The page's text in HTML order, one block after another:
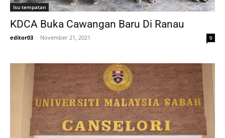
Isu tempatan
KDCA Buka Cawangan Baru Di Ranau
editor03 - November 21, 2021 0